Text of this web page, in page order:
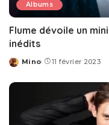
Albums
Flume dévoile un
inédits
Posted
Mino 11 février 2023